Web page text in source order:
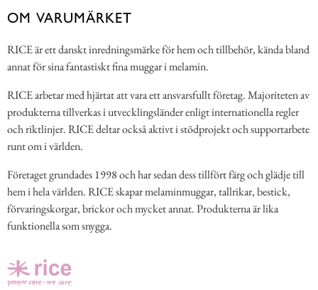
OM VARUMÄRKET
RICE är ett danskt inredningsmärke för hem och tillbehör, kända bland
annat för sina fantastiskt fina muggar i melamin.
RICE arbetar med hjärtat att vara ett ansvarsfullt företag. Majoriteten av
produkterna tillverkas i utvecklingsländer enligt internationella regler
och riktlinjer. RICE deltar också aktivt i stödprojekt och supportarbete
runt om i världen.
Företaget grundades 1998 och har sedan dess tillfört färg och glädje till
hem i hela världen. RICE skapar melaminmuggar, tallrikar, bestick,
förvaringskorgar, brickor och mycket annat. Produkterna är lika
funktionella som snygga.